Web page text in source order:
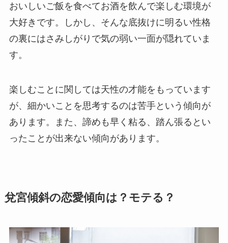
おいしいご飯を食べてお酒を飲んで楽しむ環境が
大好きです。しかし、そんな底抜けに明るい性格
の裏にはさみしがりで気の弱い一面が隠れていま
す。
楽しむことに関しては天性の才能をもっています
が、細かいことを思考するのは苦手という傾向が
あります。また、諦めも早く粘る、踏ん張るとい
ったことが出来ない傾向があります。
兌宮傾斜の恋愛傾向は？モテる？